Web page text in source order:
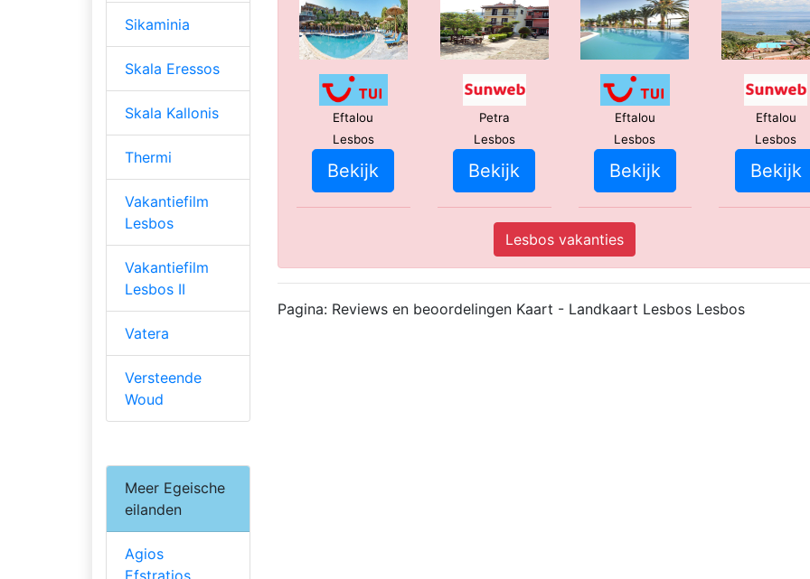
Eftalou
Lesbos
Bekijk
Petra
Lesbos
Bekijk
Eftalou
Lesbos
Bekijk
Eftalou
Lesbos
Bekijk
Lesbos vakanties
Pagina: Reviews en beoordelingen Kaart - Landkaart Lesbos Lesbos
Sikaminia
Skala Eressos
Skala Kallonis
Thermi
Vakantiefilm
Lesbos
Vakantiefilm
Lesbos II
Vatera
Versteende
Woud
Meer Egeische
eilanden
Agios